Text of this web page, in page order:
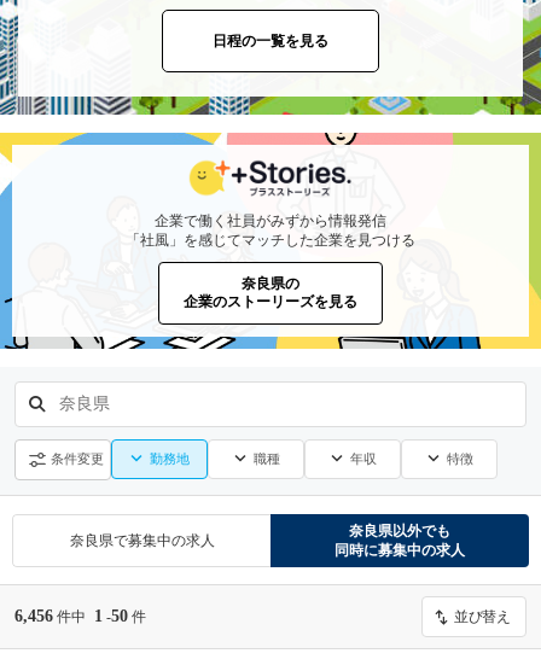
日程の一覧を見る
企業で働く社員がみずから情報発信
「社風」を感じてマッチした企業を見つける
奈良県の
企業のストーリーズを見る
奈良県
条件変更 勤務地 職種 年収 特徴
奈良県で募集中の求人
奈良県以外でも
同時に募集中の求人
6,456 件中 1 -50 件 並び替え